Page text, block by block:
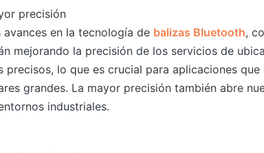
precisión
avances en la tecnología de balizas Bluetooth,
mejorando la precisión de los servicios de
precisos, lo que es crucial para aplicaciones
grandes. La mayor precisión también abre
industriales.